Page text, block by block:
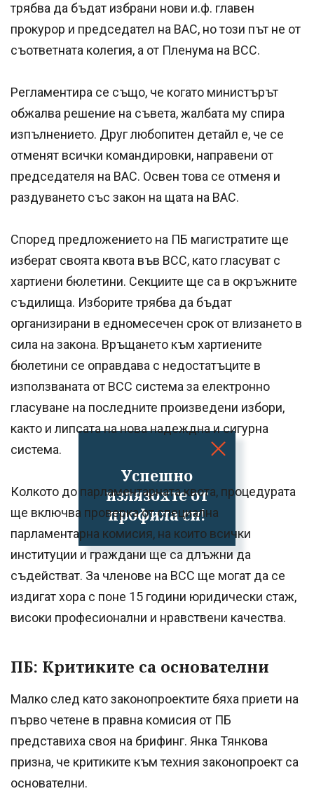
Успешно
излязохте от
профила си!
трябва да бъдат избрани нови и.ф. главен
прокурор и председател на ВАС, но този път не от
съответната колегия, а от Пленума на ВСС.
Регламентира се също, че когато министърът
обжалва решение на съвета, жалбата му спира
изпълнението. Друг любопитен детайл е, че се
отменят всички командировки, направени от
председателя на ВАС. Освен това се отменя и
раздуването със закон на щата на ВАС.
Според предложението на ПБ магистратите ще
изберат своята квота във ВСС, като гласуват с
хартиени бюлетини. Секциите ще са в окръжните
съдилища. Изборите трябва да бъдат
организирани в едномесечен срок от влизането в
сила на закона. Връщането към хартиените
бюлетини се оправдава с недостатъците в
използваната от ВСС система за електронно
гласуване на последните произведени избори,
както и липсата на нова надеждна и сигурна
система.
Колкото до парламентарната квота, процедурата
ще включва проверка от специална
парламентарна комисия, на които всички
институции и граждани ще са длъжни да
съдействат. За членове на ВСС ще могат да се
издигат хора с поне 15 години юридически стаж,
високи професионални и нравствени качества.
ПБ: Критиките са основателни
Малко след като законопроектите бяха приети на
първо четене в правна комисия от ПБ
представиха своя на брифинг. Янка Тянкова
призна, че критиките към техния законопроект са
основателни.